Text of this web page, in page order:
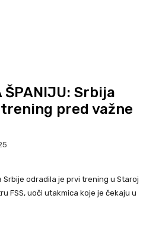
ŠPANIJU: Srbija
pred važne
odradila je prvi trening u Staroj
FSS, uoči utakmica koje je čekaju u